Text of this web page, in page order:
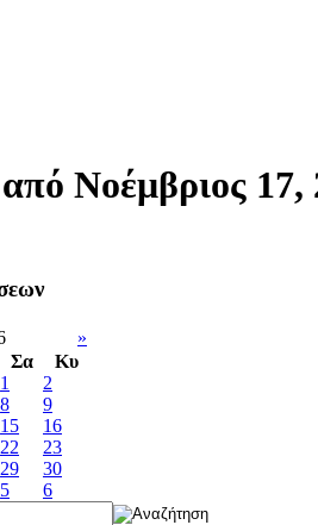
Νοέμβριος 17,
»
Σα
Κυ
1
2
8
9
15
16
22
23
29
30
5
6